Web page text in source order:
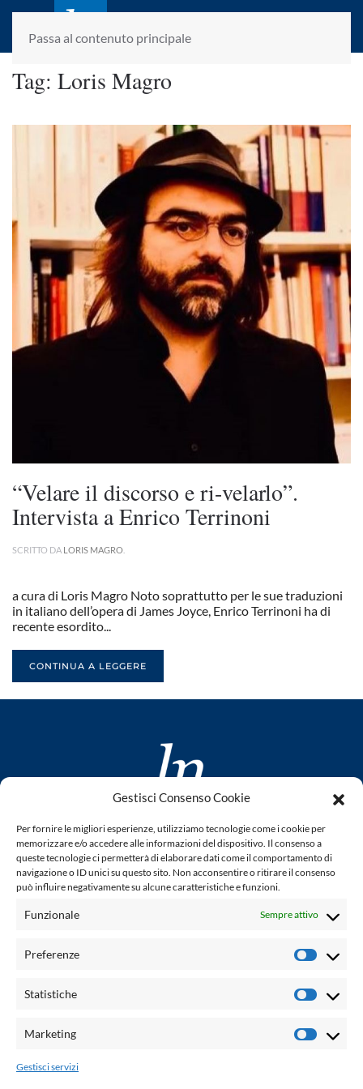
Gestisci Consenso Cookie
Per fornire le migliori esperienze, utilizziamo tecnologie come i cookie per
memorizzare e/o accedere alle informazioni del dispositivo. Il consenso a
queste tecnologie ci permetterà di elaborare dati come il comportamento di
navigazione o ID unici su questo sito. Non acconsentire o ritirare il consenso
può influire negativamente su alcune caratteristiche e funzioni.
Funzionale Sempre attivo
Preferenze
Statistiche
Marketing
Gestisci servizi
Passa al contenuto principale
laletteraturaenoi.it
fondato da Romano Luperini
Tag: Loris Magro
“Velare il discorso e ri-velarlo”.
Intervista a Enrico Terrinoni
SCRITTO DA LORIS MAGRO
a cura di Loris Magro Noto soprattutto per le sue traduzioni
in italiano dell’opera di James Joyce, Enrico Terrinoni ha di
recente esordito...
CONTINUA A LEGGERE
www.laletteraturaenoi.it
fondato da Romano Luperini
Questo blog non rappresenta una testata giornalistica in
quanto viene aggiornato senza alcuna periodicità. Non può
legge n° 62 del 7.03.2001. L'autore non è responsabile per
email: